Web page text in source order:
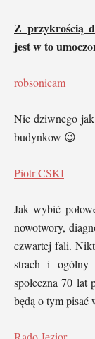
Z przykrością
jest w to
robsonicam
Nic dziwnego jak
budynkow 😉
Piotr CSKI
Jak wybić
nowotwory,
czwartej fali. Nikt
strach i ogólny
społeczna 70
będą o tym pisać